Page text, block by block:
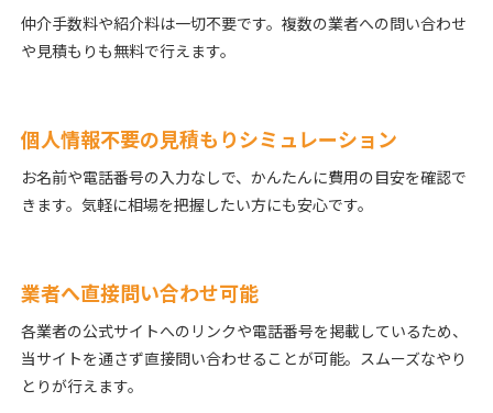
仲介手数料や紹介料は一切不要です。複数の業者への問い合わせ
や見積もりも無料で行えます。
個人情報不要の見積もりシミュレーション
お名前や電話番号の入力なしで、かんたんに費用の目安を確認で
きます。気軽に相場を把握したい方にも安心です。
業者へ直接問い合わせ可能
各業者の公式サイトへのリンクや電話番号を掲載しているため、
当サイトを通さず直接問い合わせることが可能。スムーズなやり
とりが行えます。